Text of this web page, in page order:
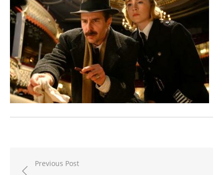
Beitragsnavigation
Previous Post